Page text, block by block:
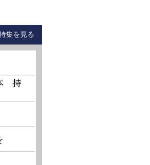
集を見る
持